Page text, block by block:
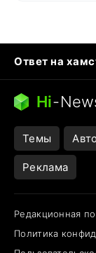
Ответ на
Бензин 100 vs
Следующая
Hi-
Темы
Реклама
Редакционная
Политика